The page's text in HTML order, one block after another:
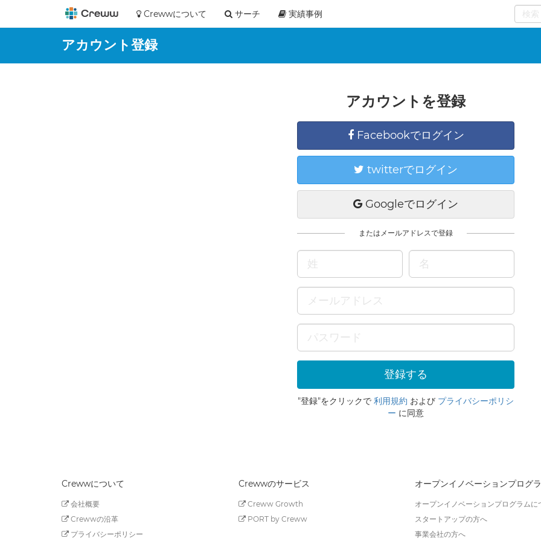
Crewwについて サーチ 実績事例
0
アカウント登録
アカウントを登録
Facebookでログイン
twitterでログイン
Googleでログイン
またはメールアドレスで登録
"登録"をクリックで 利用規約 および プライバシーポリシ
ー に同意
Crewwについて
会社概要
Crewwの沿革
プライバシーポリシー
Crewwのサービス
Creww Growth
PORT by Creww
オープンイノベーションプログ
オープンイノベーションプログラムに
スタートアップの方へ
事業会社の方へ